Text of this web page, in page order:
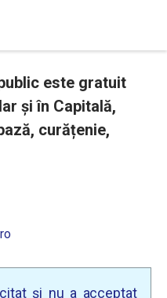
este gratuit
și în Capitală,
curățenie,
și nu a acceptat